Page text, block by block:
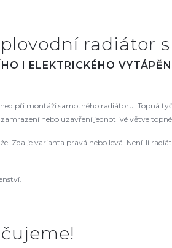
radiátor
I ELEKTRICKÉHO
při montáži samotného radiátoru. Topná
nebo uzavření jednotlivé větve
Zda je varianta pravá nebo levá. Není-li